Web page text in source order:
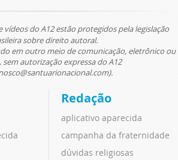
vídeos do A12 estão protegidos pela legislação
sobre direito autoral.
em outro meio de comunicação, eletrônico ou
sem autorização expressa do A12
Redação
aplicativo aparecida
campanha da fraternidade
dúvidas religiosas